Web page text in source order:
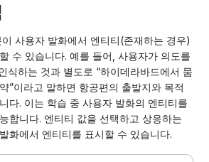
사용자 발화에서 엔티티(존재하는 경우)
수 있습니다. 예를 들어, 사용자가 의도를
식하는 것과 별도로 “하이데라바드에서 뭄
”이라고 말하면 항공편의 출발지와 목적
다. 이는 학습 중 사용자 발화의 엔티티를
합니다. 엔티티 값을 선택하고 상응하는
화에서 엔티티를 표시할 수 있습니다.